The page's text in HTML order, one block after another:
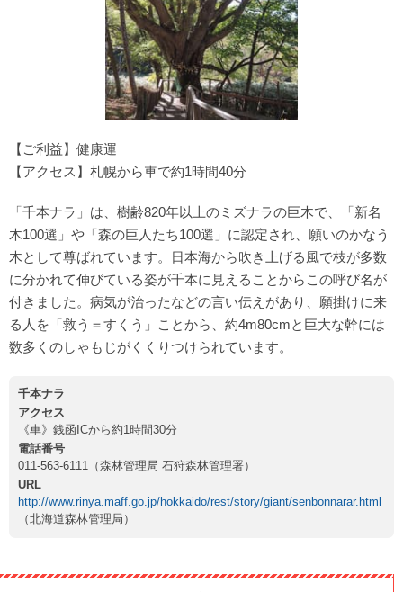
【ご利益】健康運
【アクセス】札幌から車で約1時間40分
「千本ナラ」は、樹齢820年以上のミズナラの巨木で、「新名
木100選」や「森の巨人たち100選」に認定され、願いのかなう
木として尊ばれています。日本海から吹き上げる風で枝が多数
に分かれて伸びている姿が千本に見えることからこの呼び名が
付きました。病気が治ったなどの言い伝えがあり、願掛けに来
る人を「救う＝すくう」ことから、約4m80cmと巨大な幹には
数多くのしゃもじがくくりつけられています。
千本ナラ
アクセス
《車》銭函ICから約1時間30分
電話番号
011-563-6111（森林管理局 石狩森林管理署）
URL
http://www.rinya.maff.go.jp/hokkaido/rest/story/giant/senbonnarar.html
（北海道森林管理局）